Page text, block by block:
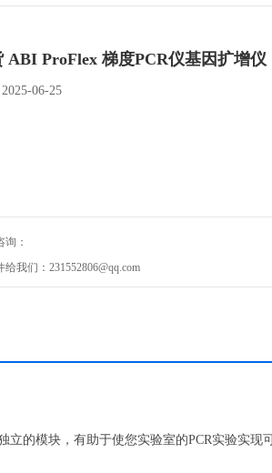
ABI ProFlex 梯度PCR仪基因扩增仪
06-25
询：
给我们：231552806@qq.com
的模块，有助于使您实验室的PCR实验实现